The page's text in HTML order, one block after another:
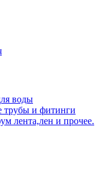
воды
трубы и фитинги
лента,лен и прочее.